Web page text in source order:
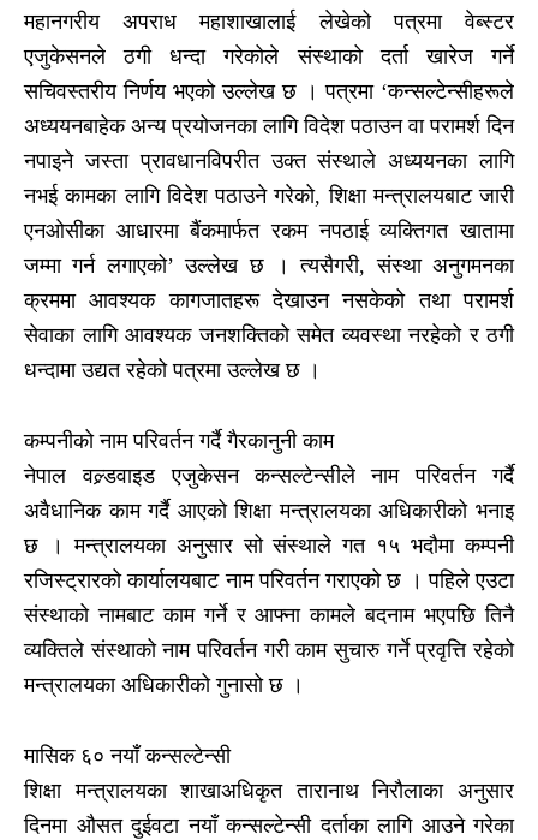
महानगरीय अपराध महाशाखालाई लेखेको पत्रमा वेब्स्टर
एजुकेसनले ठगी धन्दा गरेकोले संस्थाको दर्ता खारेज गर्ने
सचिवस्तरीय निर्णय भएको उल्लेख छ । पत्रमा ‘कन्सल्टेन्सीहरूले
अध्ययनबाहेक अन्य प्रयोजनका लागि विदेश पठाउन वा परामर्श दिन
नपाइने जस्ता प्रावधानविपरीत उक्त संस्थाले अध्ययनका लागि
नभई कामका लागि विदेश पठाउने गरेको, शिक्षा मन्त्रालयबाट जारी
एनओसीका आधारमा बैंकमार्फत रकम नपठाई व्यक्तिगत खातामा
जम्मा गर्न लगाएको’ उल्लेख छ । त्यसैगरी, संस्था अनुगमनका
क्रममा आवश्यक कागजातहरू देखाउन नसकेको तथा परामर्श
सेवाका लागि आवश्यक जनशक्तिको समेत व्यवस्था नरहेको र ठगी
धन्दामा उद्यत रहेको पत्रमा उल्लेख छ ।
कम्पनीको नाम परिवर्तन गर्दै गैरकानुनी काम
नेपाल वल्र्डवाइड एजुकेसन कन्सल्टेन्सीले नाम परिवर्तन गर्दै
अवैधानिक काम गर्दै आएको शिक्षा मन्त्रालयका अधिकारीको भनाइ
छ । मन्त्रालयका अनुसार सो संस्थाले गत १५ भदौमा कम्पनी
रजिस्ट्रारको कार्यालयबाट नाम परिवर्तन गराएको छ । पहिले एउटा
संस्थाको नामबाट काम गर्ने र आफ्ना कामले बदनाम भएपछि तिनै
व्यक्तिले संस्थाको नाम परिवर्तन गरी काम सुचारु गर्ने प्रवृत्ति रहेको
मन्त्रालयका अधिकारीको गुनासो छ ।
मासिक ६० नयाँ कन्सल्टेन्सी
शिक्षा मन्त्रालयका शाखाअधिकृत तारानाथ निरौलाका अनुसार
दिनमा औसत दुईवटा नयाँ कन्सल्टेन्सी दर्ताका लागि आउने गरेका